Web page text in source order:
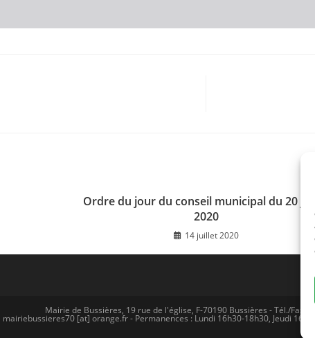
Ordre du jour du conseil municipal du 20
2020
14 juillet 2020
Mairie de Bussières, 19 rue de l'église, F-70190 Bussières - Tél./Fax
mairiebussieres70 [at] orange.fr - Permanences : Lundi 16h30-18h30, Jeudi